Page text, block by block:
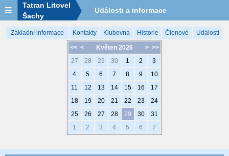
Tatran Litovel
Šachy
Události a informace
Základní informace Kontakty Klubovna Historie Členové Události
<< < > >>
Květen 2026
27
28 29 30 1 2
3
4
5 6 7 8 9
10
11
12 13 14 15 16
17
18
19 20 21 22 23
24
25
26 27 28 29 30
31
1
2 3 4 5 6 7